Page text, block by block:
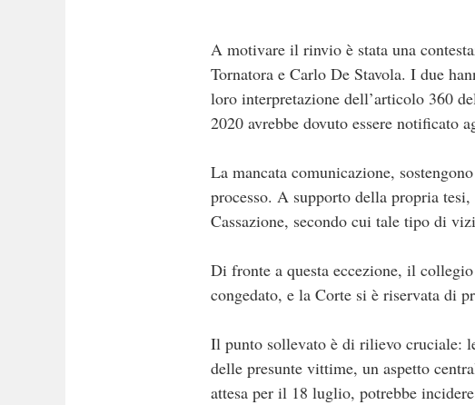
A motivare il rinvio è stata una
Tornatora e Carlo De Stavola. I due
loro interpretazione dell’articolo 360
2020 avrebbe dovuto essere notificato
La mancata comunicazione,
processo. A supporto della propria
Cassazione, secondo cui tale tipo di
Di fronte a questa eccezione, il
congedato, e la Corte si è riservata di
Il punto sollevato è di rilievo cruciale:
delle presunte vittime, un aspetto
attesa per il 18 luglio, potrebbe